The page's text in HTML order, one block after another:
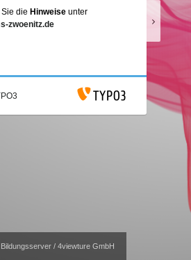
Next
die Hinweiseunter
zwoenitz.de
/ 4viewture GmbH